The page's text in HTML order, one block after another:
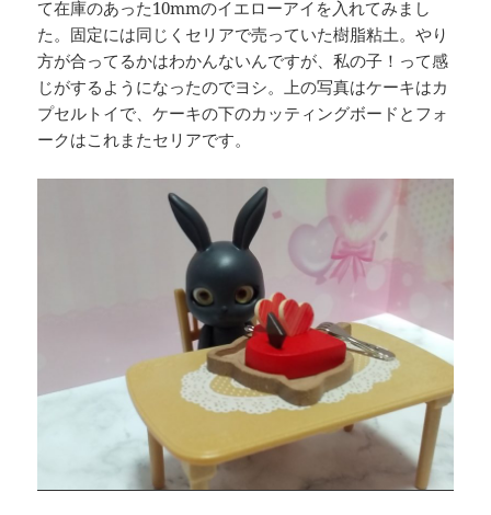
て在庫のあった10mmのイエローアイを入れてみまし
た。固定には同じくセリアで売っていた樹脂粘土。やり
方が合ってるかはわかんないんですが、私の子！って感
じがするようになったのでヨシ。上の写真はケーキはカ
プセルトイで、ケーキの下のカッティングボードとフォ
ークはこれまたセリアです。